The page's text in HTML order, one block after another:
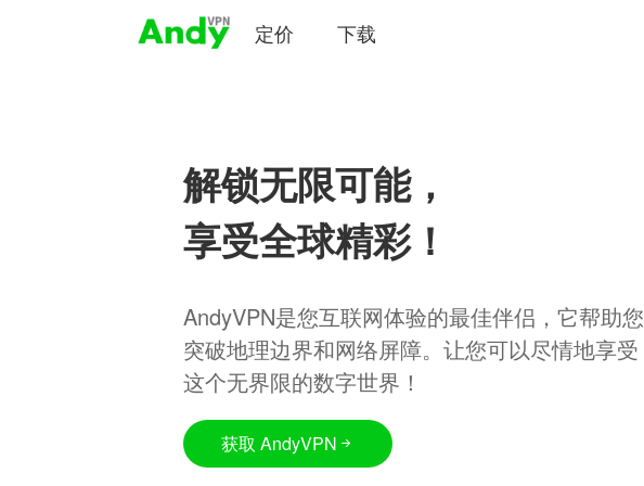
定价 下载
解锁无限可能，
享受全球精彩！
AndyVPN是您互联网体验的最佳伴侣，它帮助您
突破地理边界和网络屏障。让您可以尽情地享受
这个无界限的数字世界！
获取 AndyVPN